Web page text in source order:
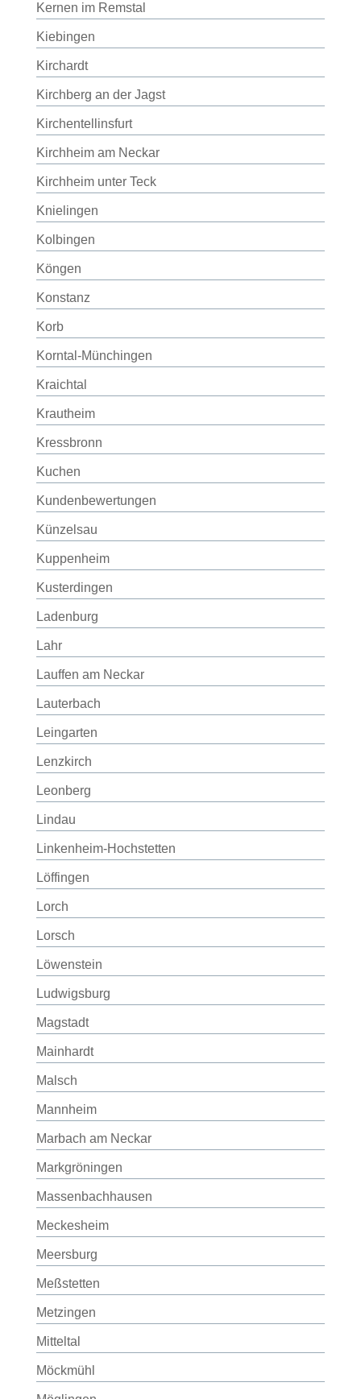
Kernen im Remstal
Kiebingen
Kirchardt
Kirchberg an der Jagst
Kirchentellinsfurt
Kirchheim am Neckar
Kirchheim unter Teck
Knielingen
Kolbingen
Köngen
Konstanz
Korb
Korntal-Münchingen
Kraichtal
Krautheim
Kressbronn
Kuchen
Kundenbewertungen
Künzelsau
Kuppenheim
Kusterdingen
Ladenburg
Lahr
Lauffen am Neckar
Lauterbach
Leingarten
Lenzkirch
Leonberg
Lindau
Linkenheim-Hochstetten
Löffingen
Lorch
Lorsch
Löwenstein
Ludwigsburg
Magstadt
Mainhardt
Malsch
Mannheim
Marbach am Neckar
Markgröningen
Massenbachhausen
Meckesheim
Meersburg
Meßstetten
Metzingen
Mitteltal
Möckmühl